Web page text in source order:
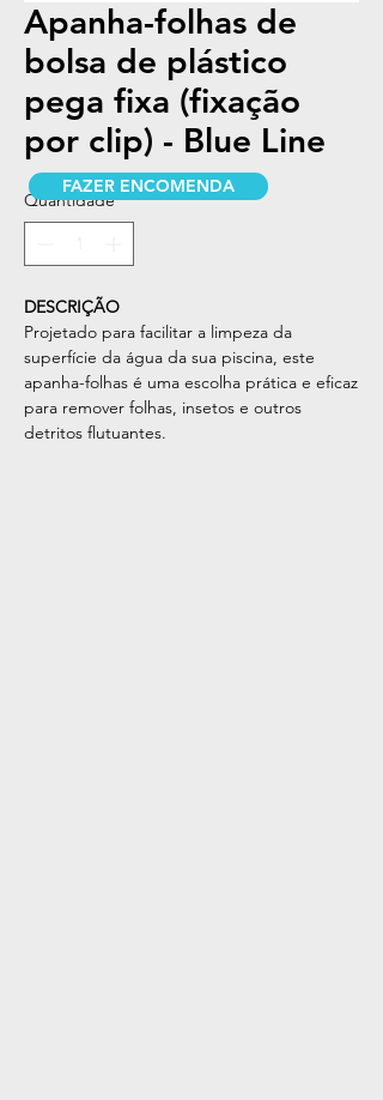
Apanha-folhas de
bolsa de plástico
pega fixa (fixação
por clip) - Blue Line
Quantidade *
DESCRIÇÃO
Projetado para facilitar a limpeza da
superfície da água da sua piscina, este
apanha-folhas é uma escolha prática e eficaz
para remover folhas, insetos e outros
detritos flutuantes.
FAZER ENCOMENDA